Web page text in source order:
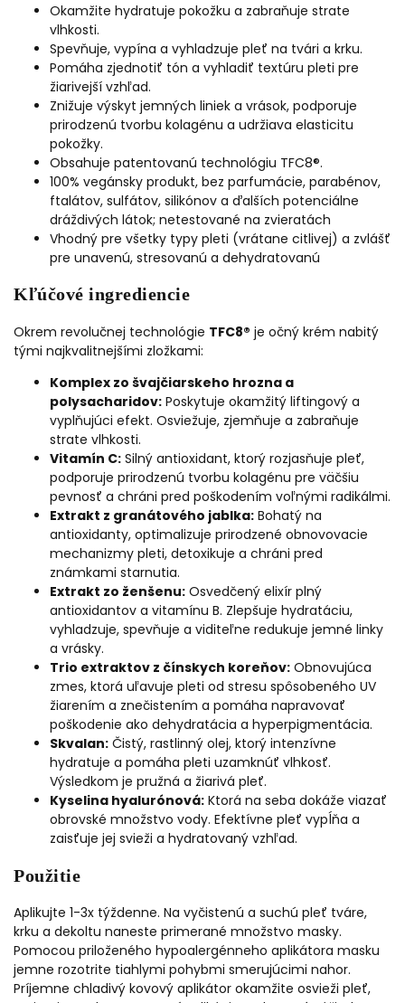
Okamžite hydratuje pokožku a zabraňuje strate
vlhkosti.
Spevňuje, vypína a vyhladzuje pleť na tvári a krku.
Pomáha zjednotiť tón a vyhladiť textúru pleti pre
žiarivejší vzhľad.
Znižuje výskyt jemných liniek a vrások, podporuje
prirodzenú tvorbu kolagénu a udržiava elasticitu
pokožky.
Obsahuje patentovanú technológiu TFC8®.
100% vegánsky produkt, bez parfumácie, parabénov,
ftalátov, sulfátov, silikónov a ďalších potenciálne
dráždivých látok; netestované na zvieratách
Vhodný pre všetky typy pleti (vrátane citlivej) a zvlášť
pre unavenú, stresovanú a dehydratovanú
Kľúčové ingrediencie
Okrem revolučnej technológie TFC8® je očný krém nabitý
tými najkvalitnejšími zložkami:
Komplex zo švajčiarskeho hrozna a
polysacharidov: Poskytuje okamžitý liftingový a
vyplňujúci efekt. Osviežuje, zjemňuje a zabraňuje
strate vlhkosti.
Vitamín C: Silný antioxidant, ktorý rozjasňuje pleť,
podporuje prirodzenú tvorbu kolagénu pre väčšiu
pevnosť a chráni pred poškodením voľnými radikálmi.
Extrakt z granátového jablka: Bohatý na
antioxidanty, optimalizuje prirodzené obnovovacie
mechanizmy pleti, detoxikuje a chráni pred
známkami starnutia.
Extrakt zo ženšenu: Osvedčený elixír plný
antioxidantov a vitamínu B. Zlepšuje hydratáciu,
vyhladzuje, spevňuje a viditeľne redukuje jemné linky
a vrásky.
Trio extraktov z čínskych koreňov: Obnovujúca
zmes, ktorá uľavuje pleti od stresu spôsobeného UV
žiarením a znečistením a pomáha napravovať
poškodenie ako dehydratácia a hyperpigmentácia.
Skvalan: Čistý, rastlinný olej, ktorý intenzívne
hydratuje a pomáha pleti uzamknúť vlhkosť.
Výsledkom je pružná a žiarivá pleť.
Kyselina hyalurónová: Ktorá na seba dokáže viazať
obrovské množstvo vody. Efektívne pleť vypĺňa a
zaisťuje jej svieži a hydratovaný vzhľad.
Použitie
Aplikujte 1-3x týždenne. Na vyčistenú a suchú pleť tváre,
krku a dekoltu naneste primerané množstvo masky.
Pomocou priloženého hypoalergénneho aplikátora masku
jemne rozotrite tiahlymi pohybmi smerujúcimi nahor.
Príjemne chladivý kovový aplikátor okamžite osvieži pleť,